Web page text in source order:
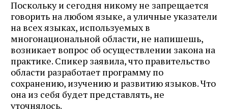
Поскольку и сегодня никому не запрещается
говорить на любом языке, а уличные указатели
на всех языках, используемых в
многонациональной области, не напишешь,
возникает вопрос об осуществлении закона на
практике. Спикер заявила, что правительство
области разработает программу по
сохранению, изучению и развитию языков. Что
она из себя будет представлять, не
уточнялось.